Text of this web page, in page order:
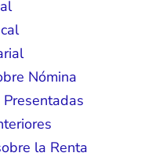
Nómina
la Renta